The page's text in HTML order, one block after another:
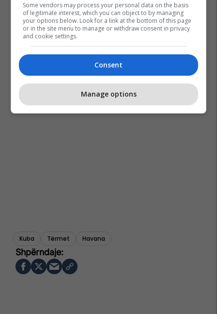
Kuba Tërmet Havana
Some vendors may process your personal data on the basis
of legitimate interest, which you can object to by managing
your options below. Look for a link at the bottom of this page
or in the site menu to manage or withdraw consent in privacy
and cookie settings.
Consent
Manage options